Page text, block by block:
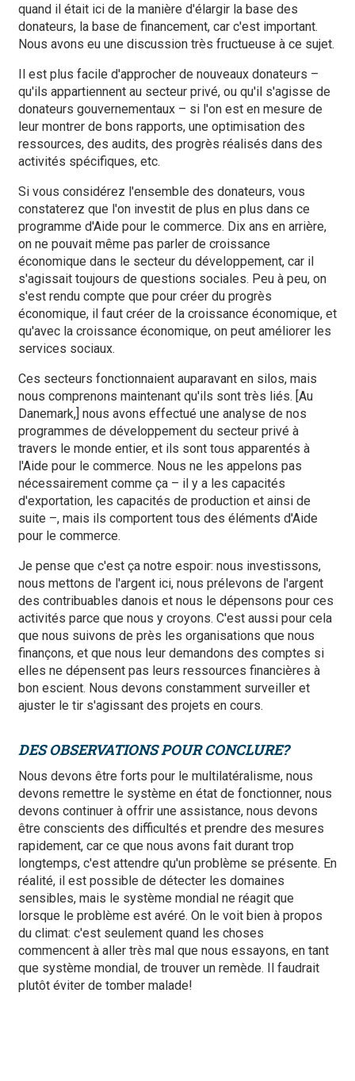
quand il était ici de la manière d'élargir la base des
donateurs, la base de financement, car c'est important.
Nous avons eu une discussion très fructueuse à ce sujet.
Il est plus facile d'approcher de nouveaux donateurs –
qu'ils appartiennent au secteur privé, ou qu'il s'agisse de
donateurs gouvernementaux – si l'on est en mesure de
leur montrer de bons rapports, une optimisation des
ressources, des audits, des progrès réalisés dans des
activités spécifiques, etc.
Si vous considérez l'ensemble des donateurs, vous
constaterez que l'on investit de plus en plus dans ce
programme d'Aide pour le commerce. Dix ans en arrière,
on ne pouvait même pas parler de croissance
économique dans le secteur du développement, car il
s'agissait toujours de questions sociales. Peu à peu, on
s'est rendu compte que pour créer du progrès
économique, il faut créer de la croissance économique, et
qu'avec la croissance économique, on peut améliorer les
services sociaux.
Ces secteurs fonctionnaient auparavant en silos, mais
nous comprenons maintenant qu'ils sont très liés. [Au
Danemark,] nous avons effectué une analyse de nos
programmes de développement du secteur privé à
travers le monde entier, et ils sont tous apparentés à
l'Aide pour le commerce. Nous ne les appelons pas
nécessairement comme ça – il y a les capacités
d'exportation, les capacités de production et ainsi de
suite –, mais ils comportent tous des éléments d'Aide
pour le commerce.
Je pense que c'est ça notre espoir: nous investissons,
nous mettons de l'argent ici, nous prélevons de l'argent
des contribuables danois et nous le dépensons pour ces
activités parce que nous y croyons. C'est aussi pour cela
que nous suivons de près les organisations que nous
finançons, et que nous leur demandons des comptes si
elles ne dépensent pas leurs ressources financières à
bon escient. Nous devons constamment surveiller et
ajuster le tir s'agissant des projets en cours.
DES OBSERVATIONS POUR CONCLURE?
Nous devons être forts pour le multilatéralisme, nous
devons remettre le système en état de fonctionner, nous
devons continuer à offrir une assistance, nous devons
être conscients des difficultés et prendre des mesures
rapidement, car ce que nous avons fait durant trop
longtemps, c'est attendre qu'un problème se présente. En
réalité, il est possible de détecter les domaines
sensibles, mais le système mondial ne réagit que
lorsque le problème est avéré. On le voit bien à propos
du climat: c'est seulement quand les choses
commencent à aller très mal que nous essayons, en tant
que système mondial, de trouver un remède. Il faudrait
plutôt éviter de tomber malade!